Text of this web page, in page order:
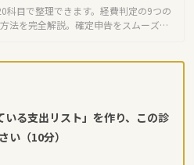
科目で整理できます。経費判定の9つの
方法を完全解説。確定申告をスムーズに
る支出リスト」を作り、この診
い（10分）